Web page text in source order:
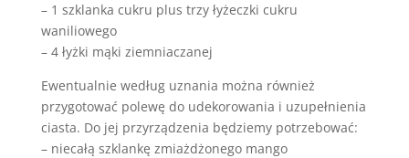
– 1 szklanka cukru plus trzy łyżeczki cukru
waniliowego
– 4 łyżki mąki ziemniaczanej
Ewentualnie według uznania można również
przygotować polewę do udekorowania i uzupełnienia
ciasta. Do jej przyrządzenia będziemy potrzebować:
– niecałą szklankę zmiażdżonego mango